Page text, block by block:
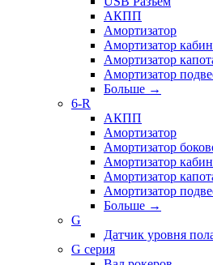
АКПП
Амортизатор
Амортизатор
Амортизатор
Амортизатор
Больше →
6-R
АКПП
Амортизатор
Амортизатор
Амортизатор
Амортизатор
Амортизатор
Больше →
G
Датчик уровня
G серия